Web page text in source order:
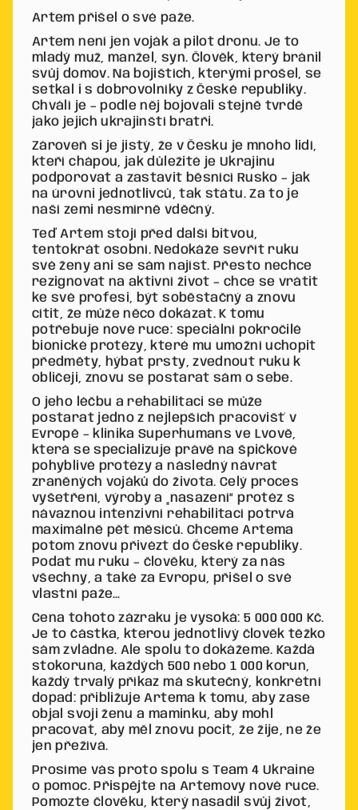
Artem přišel o své paže.
Artem není jen voják a pilot dronu. Je to
mladý muž, manžel, syn. Člověk, který bránil
svůj domov. Na bojištích, kterými prošel, se
setkal i s dobrovolníky z České republiky.
Chválí je – podle něj bojovali stejně tvrdě
jako jejich ukrajinští bratři.
Zároveň si je jistý, že v Česku je mnoho lidí,
kteří chápou, jak důležité je Ukrajinu
podporovat a zastavit běsnící Rusko – jak
na úrovni jednotlivců, tak státu. Za to je
naší zemi nesmírně vděčný.
Teď Artem stojí před další bitvou,
tentokrát osobní. Nedokáže sevřít ruku
své ženy ani se sám najíst. Přesto nechce
rezignovat na aktivní život – chce se vrátit
ke své profesi, být soběstačný a znovu
cítit, že může něco dokázat. K tomu
potřebuje nové ruce: speciální pokročilé
bionické protézy, které mu umožní uchopit
předměty, hýbat prsty, zvednout ruku k
obličeji, znovu se postarat sám o sebe.
O jeho léčbu a rehabilitaci se může
postarat jedno z nejlepších pracovišť v
Evropě – klinika Superhumans ve Lvově,
která se specializuje právě na špičkové
pohyblivé protézy a následný návrat
zraněných vojáků do života. Celý proces
vyšetření, výroby a „nasazení“ protéz s
návaznou intenzivní rehabilitací potrvá
maximálně pět měsíců. Chceme Artema
potom znovu přivézt do České republiky.
Podat mu ruku – člověku, který za nás
všechny, a také za Evropu, přišel o své
vlastní paže…
Cena tohoto zázraku je vysoká: 5 000 000 Kč.
Je to částka, kterou jednotlivý člověk těžko
sám zvládne. Ale spolu to dokážeme. Každá
stokoruna, každých 500 nebo 1 000 korun,
každý trvalý příkaz má skutečný, konkrétní
dopad: přibližuje Artema k tomu, aby zase
objal svoji ženu a maminku, aby mohl
pracovat, aby měl znovu pocit, že žije, ne že
jen přežívá.
Prosíme vás proto spolu s Team 4 Ukraine
o pomoc. Přispějte na Artemovy nové ruce.
Pomozte člověku, který nasadil svůj život,